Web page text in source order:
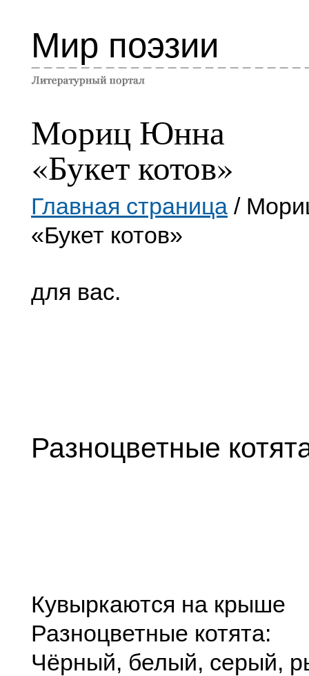
Мир поэзии
Мориц Юнна
«Букет котов»
Главная страница /
«Букет котов»
для вас.
Разноцветные
Кувыркаются на крыше
Разноцветные котята:
Чёрный, белый, серый,